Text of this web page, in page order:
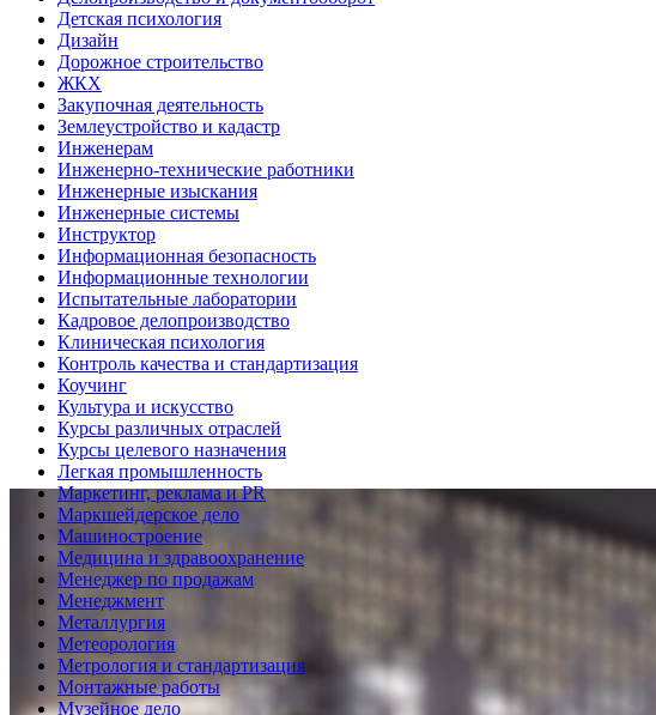
Детская психология
Дизайн
Дорожное строительство
ЖКХ
Закупочная деятельность
Землеустройство и кадастр
Инженерам
Инженерно-технические работники
Инженерные изыскания
Инженерные системы
Инструктор
Информационная безопасность
Информационные технологии
Испытательные лаборатории
Кадровое делопроизводство
Клиническая психология
Контроль качества и стандартизация
Коучинг
Культура и искусство
Курсы различных отраслей
Курсы целевого назначения
Легкая промышленность
Маркетинг, реклама и PR
Маркшейдерское дело
Машиностроение
Медицина и здравоохранение
Менеджер по продажам
Менеджмент
Металлургия
Метеорология
Метрология и стандартизация
Монтажные работы
Музейное дело